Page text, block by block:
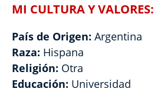
MI CULTURA Y VALORES:
País de Origen: Argentina
Raza: Hispana
Religión: Otra
Educación: Universidad